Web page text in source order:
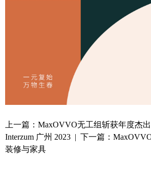
上一篇： MaxOVVO无工组斩获年度杰
Interzum 广州 2023 | 下一篇：
装修与家具